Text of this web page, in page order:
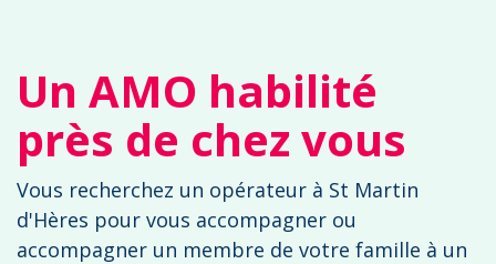
Un AMO habilité
près de chez vous
Vous recherchez un opérateur à St Martin
d'Hères pour vous accompagner ou
accompagner un membre de votre famille à un